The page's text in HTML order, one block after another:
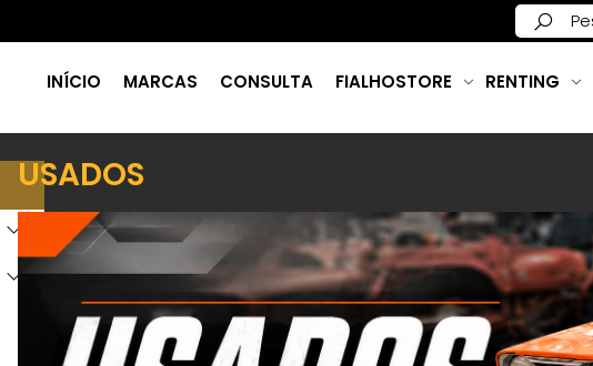
INÍCIO MARCAS CONSULTA FIALHOSTORE RENTING
USADOS